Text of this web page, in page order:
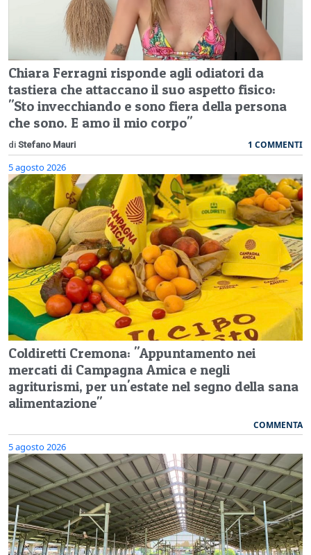
Chiara Ferragni risponde agli odiatori da
tastiera che attaccano il suo aspetto fisico:
"Sto invecchiando e sono fiera della persona
che sono. E amo il mio corpo"
di Stefano Mauri 1 COMMENTI
5 agosto 2026
Coldiretti Cremona: "Appuntamento nei
mercati di Campagna Amica e negli
agriturismi, per un'estate nel segno della sana
alimentazione"
COMMENTA
5 agosto 2026